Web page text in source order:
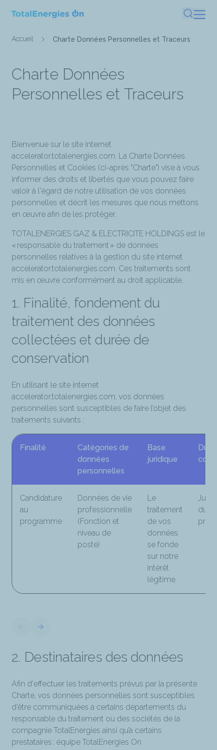
contenu
Fil
Accueil Charte Données Personnelles et Traceurs
Charte Données
Personnelles et Traceurs
Bienvenue sur le site internet
accelerator.totalenergies.com. La Charte Données
Personnelles et Cookies (ci-après "Charte") vise à vous
informer des droits et libertés que vous pouvez faire
valoir à l'égard de notre utilisation de vos données
personnelles et décrit les mesures que nous mettons
en œuvre afin de les protéger.
TOTALENERGIES GAZ & ELECTRICITE HOLDINGS est le
« responsable du traitement » de données
personnelles relatives à la gestion du site internet
accelerator.totalenergies.com. Ces traitements sont
mis en œuvre conformément au droit applicable.
1. Finalité, fondement du
traitement des données
collectées et durée de
conservation
En utilisant le site internet
accelerator.totalenergies.com, vos données
personnelles sont susceptibles de faire l’objet des
traitements suivants :
Finalité
Catégories de
données
personnelles
Base
juridique
Candidature
au
programme
Données de vie
professionnelle
(Fonction et
niveau de
poste)
Le
traitement
de vos
données
se fonde
sur notre
intérêt
légitime.
du
2. Destinataires des données
Afin d'effectuer les traitements prévus par la présente
Charte, vos données personnelles sont susceptibles
d’être communiquées à certains départements du
responsable du traitement ou des sociétés de la
compagnie TotalEnergies ainsi qu’à certains
prestataires : équipe TotalEnergies On